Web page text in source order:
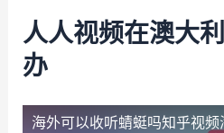
人人视频在澳大
办
海外可以收听蜻蜓吗知乎视频